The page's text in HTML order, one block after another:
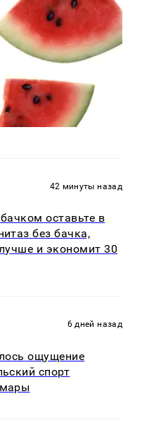
42 минуты назад
оставьте в
без бачка,
и экономит 30
6 дней назад
ощущение
спорт